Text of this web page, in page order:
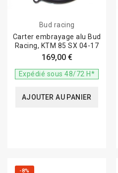
Bud racing
Carter embrayage alu Bud
Racing, KTM 85 SX 04-17
169,00 €
Expédié sous 48/72 H*
AJOUTER AU PANIER
-8%